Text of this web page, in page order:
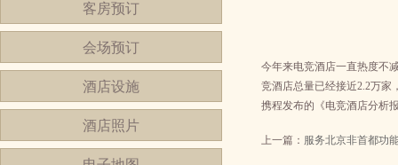
客房预订
会场预订
酒店设施
酒店照片
今年来电竞酒店一直热度不
竞酒店总量已经接近2.2万家
携程发布的《电竞酒店分析
上一篇： 服务北京非首都功